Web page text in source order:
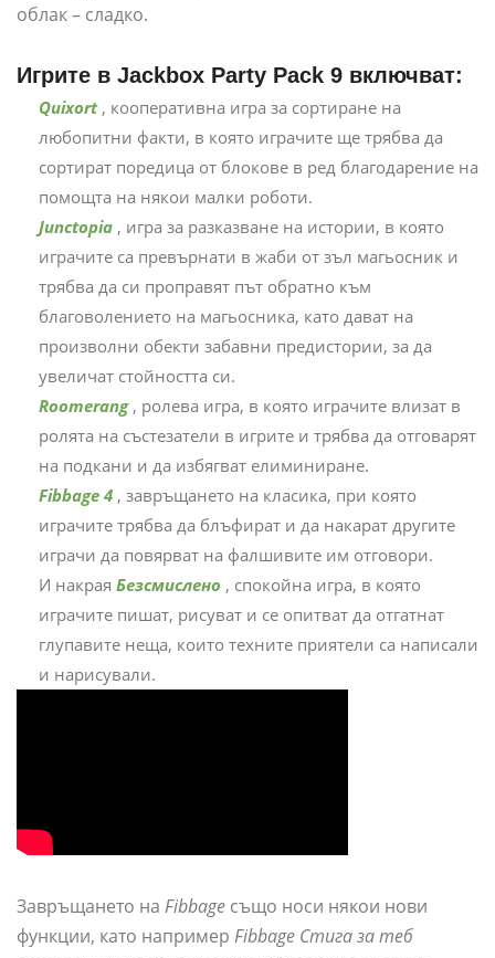
облак – сладко.
Игрите в Jackbox Party Pack 9 включват:
Quixort , кооперативна игра за сортиране на
любопитни факти, в която играчите ще трябва да
сортират поредица от блокове в ред благодарение на
помощта на някои малки роботи.
Junctopia , игра за разказване на истории, в която
играчите са превърнати в жаби от зъл магьосник и
трябва да си проправят път обратно към
благоволението на магьосника, като дават на
произволни обекти забавни предистории, за да
увеличат стойността си.
Roomerang , ролева игра, в която играчите влизат в
ролята на състезатели в игрите и трябва да отговарят
на подкани и да избягват елиминиране.
Fibbage 4 , завръщането на класика, при която
играчите трябва да блъфират и да накарат другите
играчи да повярват на фалшивите им отговори.
И накрая Безсмислено , спокойна игра, в която
играчите пишат, рисуват и се опитват да отгатнат
глупавите неща, които техните приятели са написали
и нарисували.
Завръщането на Fibbage също носи някои нови
функции, като например Fibbage Стига за теб